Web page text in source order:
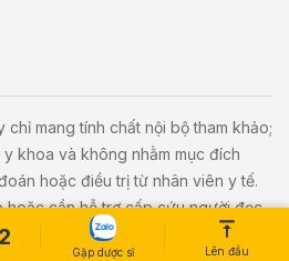
mang tính chất nội bộ tham khảo;
khoa và không nhằm mục đích
hoặc điều trị từ nhân viên y tế.
hoặc cần hỗ trợ cấp cứu người đọc
y tế gần nhất.
Gặp dược sĩ Lên đầu